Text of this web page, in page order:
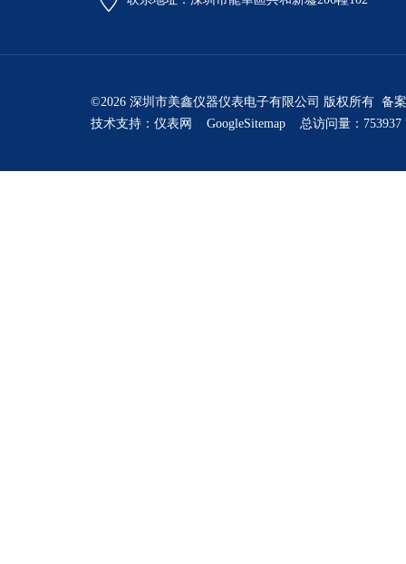
©2026 深圳市美鑫仪器仪表电子有限公司 版权所有 备
技术支持： 仪表网 GoogleSitemap 总访问量：753937